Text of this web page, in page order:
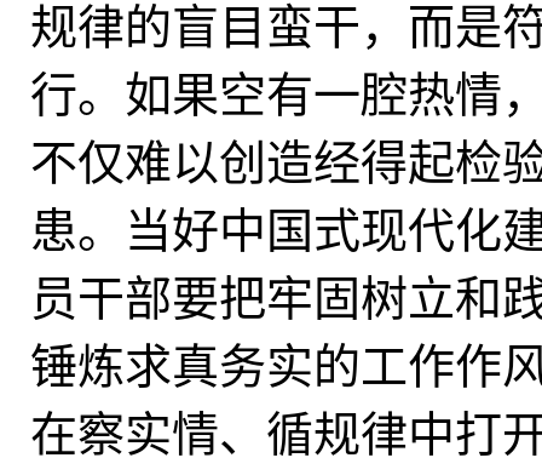
规律的盲目蛮干，而是
行。如果空有一腔热情
不仅难以创造经得起检
患。当好中国式现代化
员干部要把牢固树立和
锤炼求真务实的工作作
在察实情、循规律中打